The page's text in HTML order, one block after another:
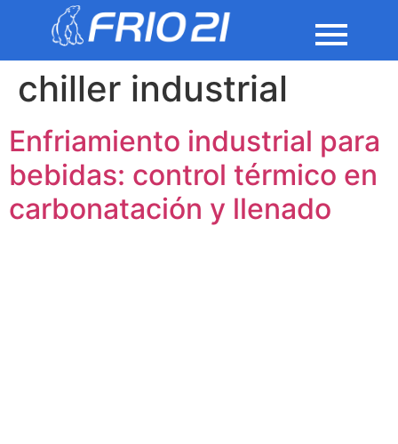
chiller industrial
Enfriamiento industrial para
bebidas: control térmico en
carbonatación y llenado